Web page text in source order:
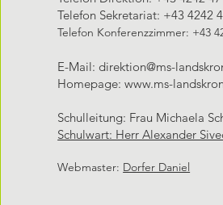
Telefon Sekretariat: +43 4242
Telefon Konferenzzimmer: +43
E-Mail:direktion@ms-
Homepage: www.ms-
Schulleitung: Frau Michaela
Schulwart: Herr ​Alexander
Webmaster: Dorfer Daniel